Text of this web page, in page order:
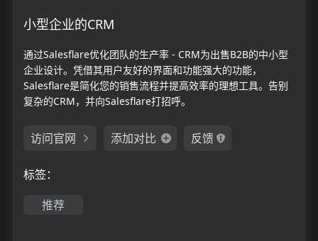
小型企业的CRM
通过Salesflare优化团队的生产率 - CRM为出售B2B的中小型
企业设计。凭借其用户友好的界面和功能强大的功能，
Salesflare是简化您的销售流程并提高效率的理想工具。告别
复杂的CRM，并向Salesflare打招呼。
访问官网 添加对比 反馈
标签：
推荐